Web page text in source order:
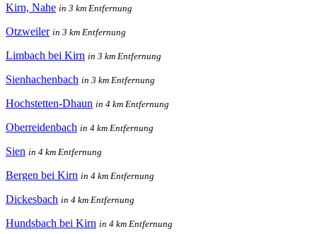
Kirn, Nahe in 3 km Entfernung
Otzweiler in 3 km Entfernung
Limbach bei Kirn in 3 km Entfernung
Sienhachenbach in 3 km Entfernung
Hochstetten-Dhaun in 4 km Entfernung
Oberreidenbach in 4 km Entfernung
Sien in 4 km Entfernung
Bergen bei Kirn in 4 km Entfernung
Dickesbach in 4 km Entfernung
Hundsbach bei Kirn in 4 km Entfernung